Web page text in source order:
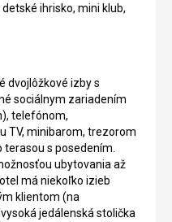
ihrisko, mini klub,
dvojlôžkové izby s
sociálnym zariadením
telefónom,
TV, minibarom, trezorom
s posedením.
ubytovania až
má niekoľko izieb
klientom (na
jedálenská stolička